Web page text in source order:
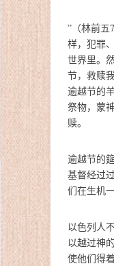
”（林前五
样，犯罪
世界里。
节，救赎
逾越节的
祭物，蒙
赎。
逾越节的
基督经过
们在生机
以色列人
以越过神
使他们得